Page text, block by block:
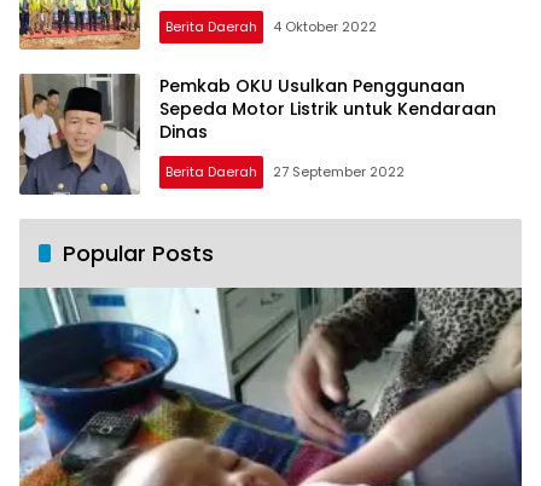
Berita Daerah 4 Oktober 2022
Pemkab OKU Usulkan Penggunaan
Sepeda Motor Listrik untuk Kendaraan
Dinas
Berita Daerah 27 September 2022
Popular Posts